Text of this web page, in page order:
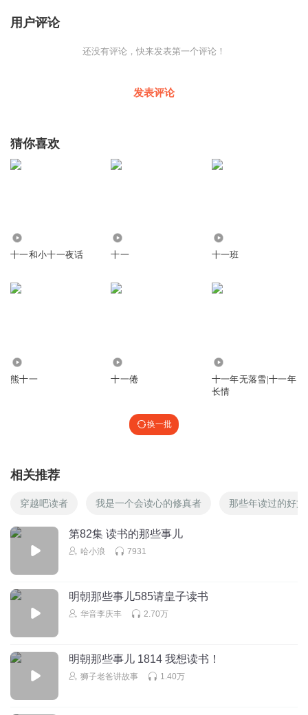
用户评论
还没有评论，快来发表第一个评论！
发表评论
猜你喜欢
十一和小十一夜话 十一 十一班
熊十一 十一倦
十一年无落雪|十一年
长情
换一批
相关推荐
穿越吧读者 我是一个会读心的修真者 那些年读过的好文
第82集 读书的那些事儿
哈小浪 7931
明朝那些事儿585请皇子读书
华音李庆丰 2.70万
明朝那些事儿 1814 我想读书！
狮子老爸讲故事 1.40万